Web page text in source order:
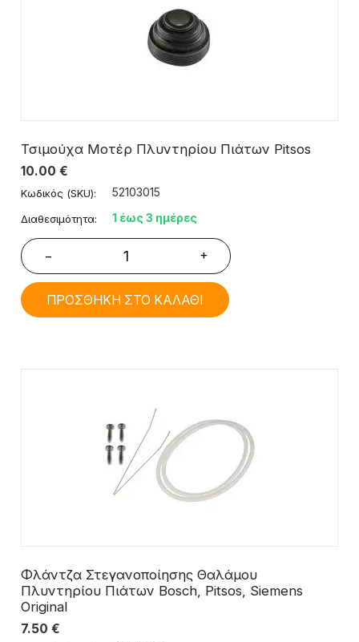
Τσιμούχα Μοτέρ Πλυντηρίου Πιάτων Pitsos
10.00 €
Κωδικός (SKU): 52103015
Διαθεσιμότητα: 1 έως 3 ημέρες
− +
ΠΡΟΣΘΗΚΗ ΣΤΟ ΚΑΛΑΘΙ
Φλάντζα Στεγανοποίησης Θαλάμου
Πλυντηρίου Πιάτων Bosch, Pitsos, Siemens
Original
7.50 €